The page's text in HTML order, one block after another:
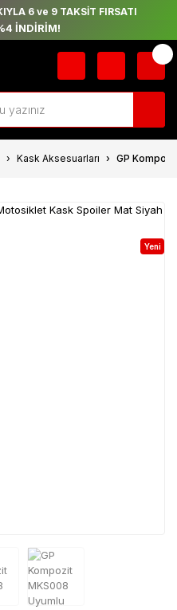
6 ve 9 TAKSİT FIRSATI
İNDİRİM!
Kask Aksesuarları GP
Yeni